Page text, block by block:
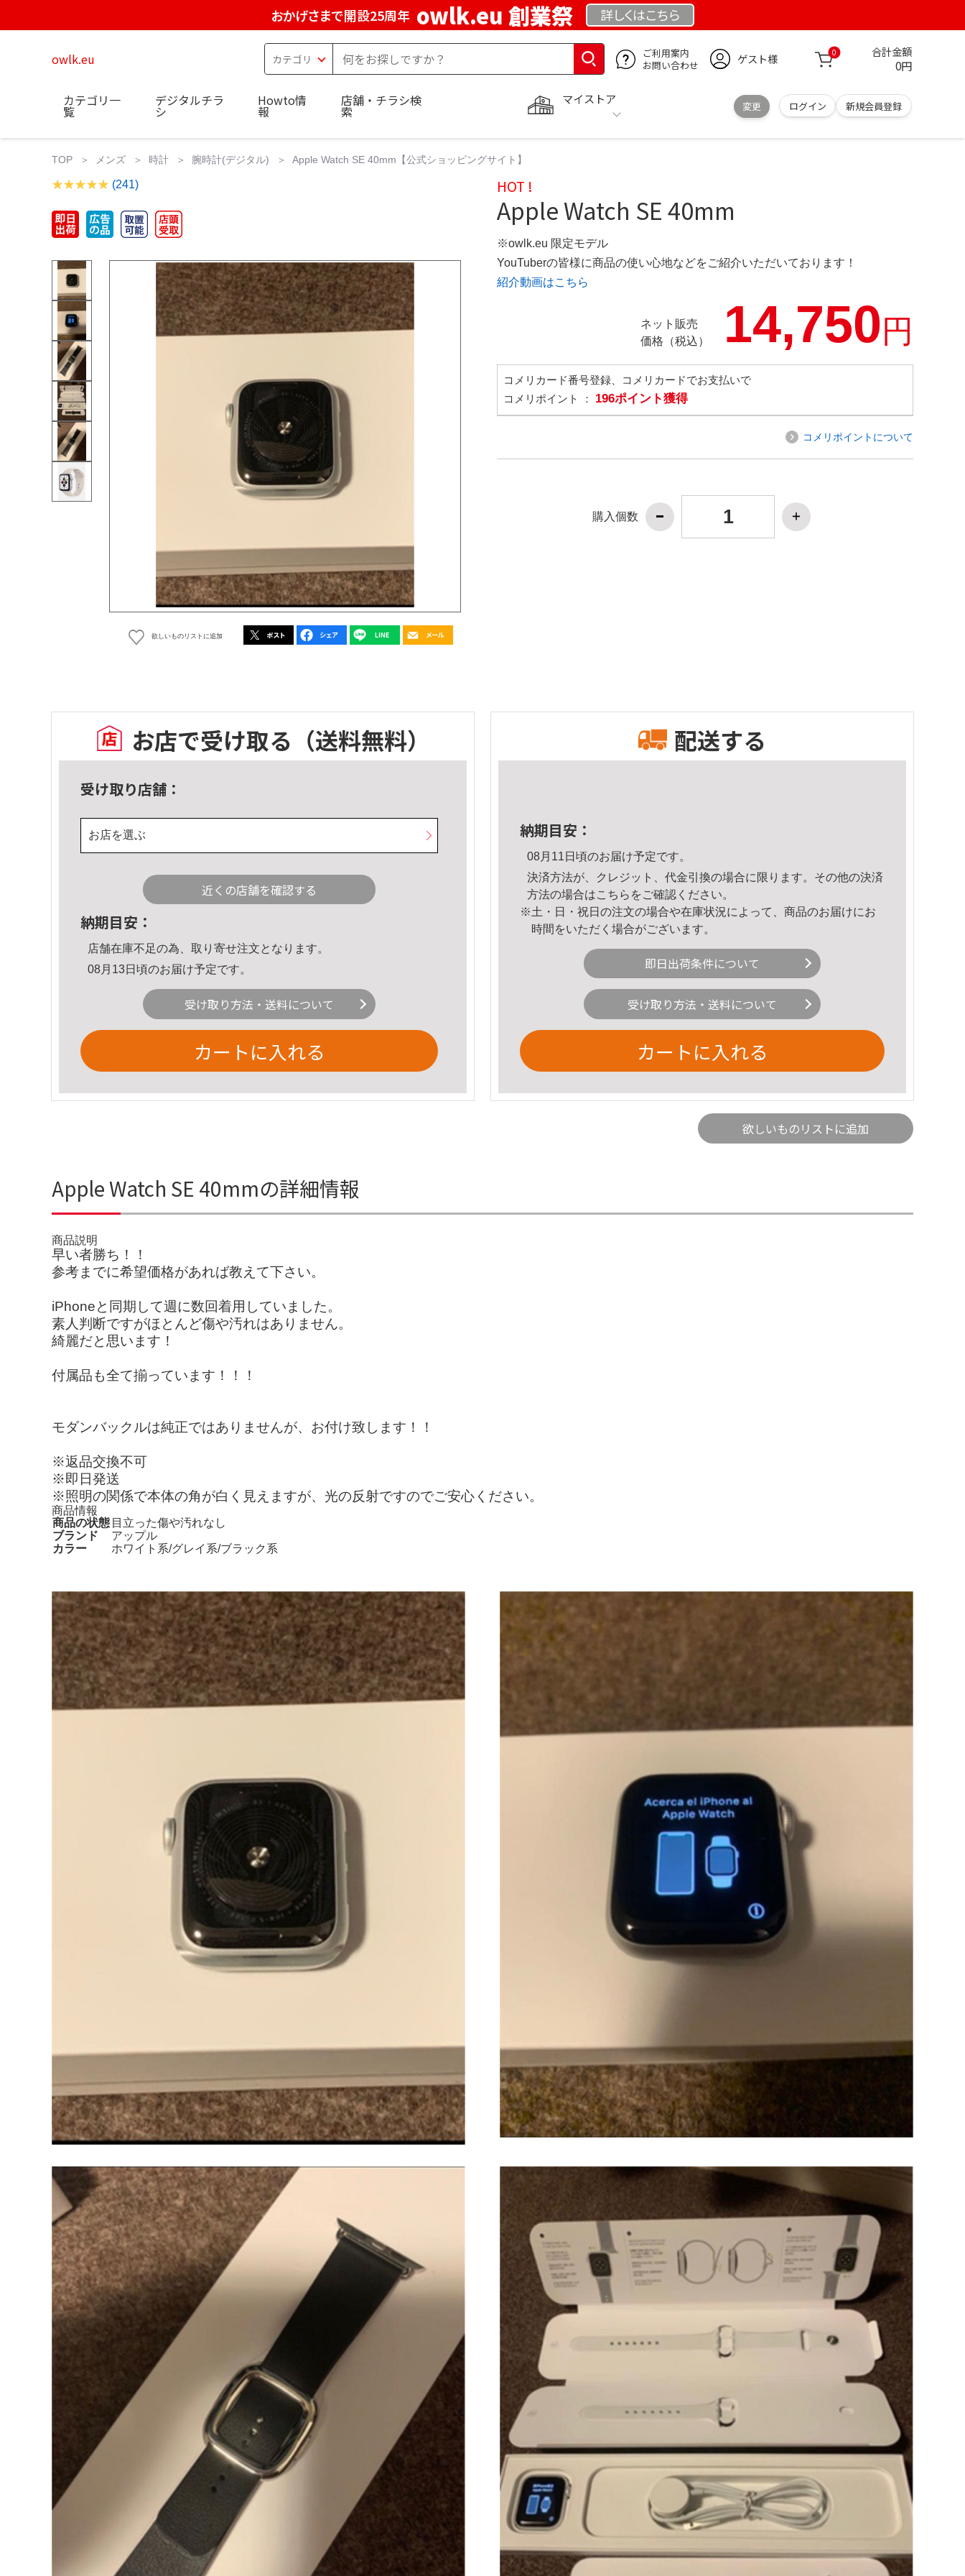
おかげさまで開設25周年 owlk.eu 創業祭 詳しくはこちら
owlk.eu
ご利用案内
お問い合わせ
ゲスト様 0 合計金額
0円
マイストア
変更 ログイン 新規会員登録
カテゴリ一
覧
デジタルチラ
シ
Howto情
報
店舗・チラシ検
索
TOP メンズ 時計 腕時計(デジタル) Apple Watch SE 40mm【公式ショッピングサイト】
(241)
欲しいものリストに追加
HOT !
Apple Watch SE 40mm
※owlk.eu 限定モデル
YouTuberの皆様に商品の使い心地などをご紹介いただいております！
紹介動画はこちら
ネット販売
価格（税込）
14,750円
コメリカード番号登録、コメリカードでお支払いで
コメリポイント ： 196ポイント獲得
コメリポイントについて
購入個数
お店で受け取る （送料無料）
受け取り店舗：
お店を選ぶ
近くの店舗を確認する
納期目安：
店舗在庫不足の為、取り寄せ注文となります。
08月13日頃のお届け予定です。
受け取り方法・送料について
カートに入れる
配送する
納期目安：
08月11日頃のお届け予定です。
決済方法が、クレジット、代金引換の場合に限ります。その他の決済
方法の場合はこちら をご確認ください。
※土・日・祝日の注文の場合や在庫状況によって、商品のお届けにお
時間をいただく場合がございます。
即日出荷条件について
受け取り方法・送料について
カートに入れる
欲しいものリストに追加
Apple Watch SE 40mmの詳細情報
商品説明
早い者勝ち！！
参考までに希望価格があれば教えて下さい。
iPhoneと同期して週に数回着用していました。
素人判断ですがほとんど傷や汚れはありません。
綺麗だと思います！
付属品も全て揃っています！！！
モダンバックルは純正ではありませんが、お付け致します！！
※返品交換不可
※即日発送
※照明の関係で本体の角が白く見えますが、光の反射ですのでご安心ください。
商品情報
商品の状態 目立った傷や汚れなし
ブランド
アップル
カラー
ホワイト系/グレイ系/ブラック系